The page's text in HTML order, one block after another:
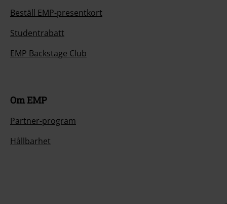
Beställ EMP-presentkort
Studentrabatt
EMP Backstage Club
Om EMP
Partner-program
Hållbarhet